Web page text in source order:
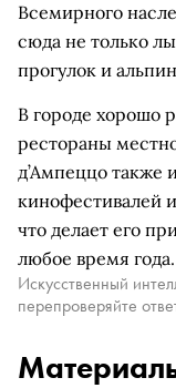
Всемирного
сюда не только
прогулок и
В городе хорошо
рестораны
д’Ампеццо также
кинофестивалей
что делает его
любое время года.
Искусственный
перепроверяйте